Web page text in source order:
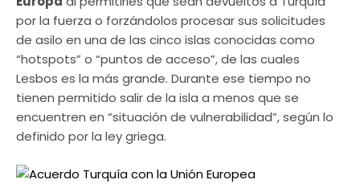
por la fuerza o forzándolos procesar sus solicitudes
de asilo en una de las cinco islas conocidas como
“hotspots” o “puntos de acceso”, de las cuales
Lesbos es la más grande. Durante ese tiempo no
tienen permitido salir de la isla a menos que se
encuentren en “situación de vulnerabilidad”, según lo
definido por la ley griega.